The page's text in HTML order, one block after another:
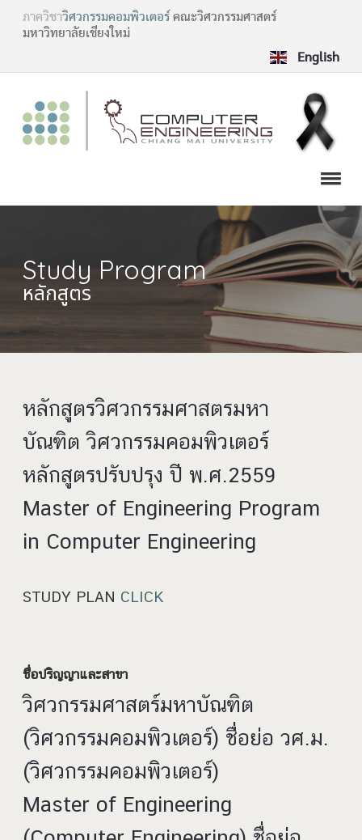
ภาควิชาวิศวกรรมคอมพิวเตอร์ คณะวิศวกรรมศาสตร์
มหาวิทยาลัยเชียงใหม่
English
Study Program
หลักสูตร
หลักสูตรวิศวกรรมศาสตรมหา
บัณฑิต วิศวกรรมคอมพิวเตอร์
หลักสูตรปรับปรุง ปี พ.ศ.2559
Master of Engineering Program
in Computer Engineering
STUDY PLAN CLICK
ชื่อปริญญาและสาขา
วิศวกรรมศาสตร์มหาบัณฑิต
(วิศวกรรมคอมพิวเตอร์) ชื่อย่อ วศ.ม.
(วิศวกรรมคอมพิวเตอร์)
Master of Engineering